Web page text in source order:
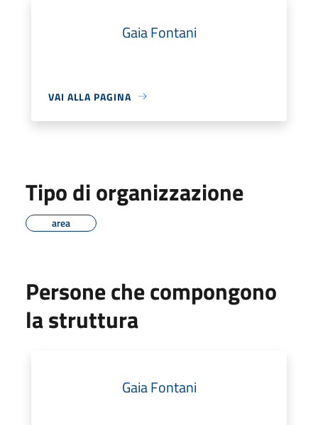
Gaia Fontani
VAI ALLA PAGINA
Tipo di organizzazione
area
Persone che compongono
la struttura
Gaia Fontani